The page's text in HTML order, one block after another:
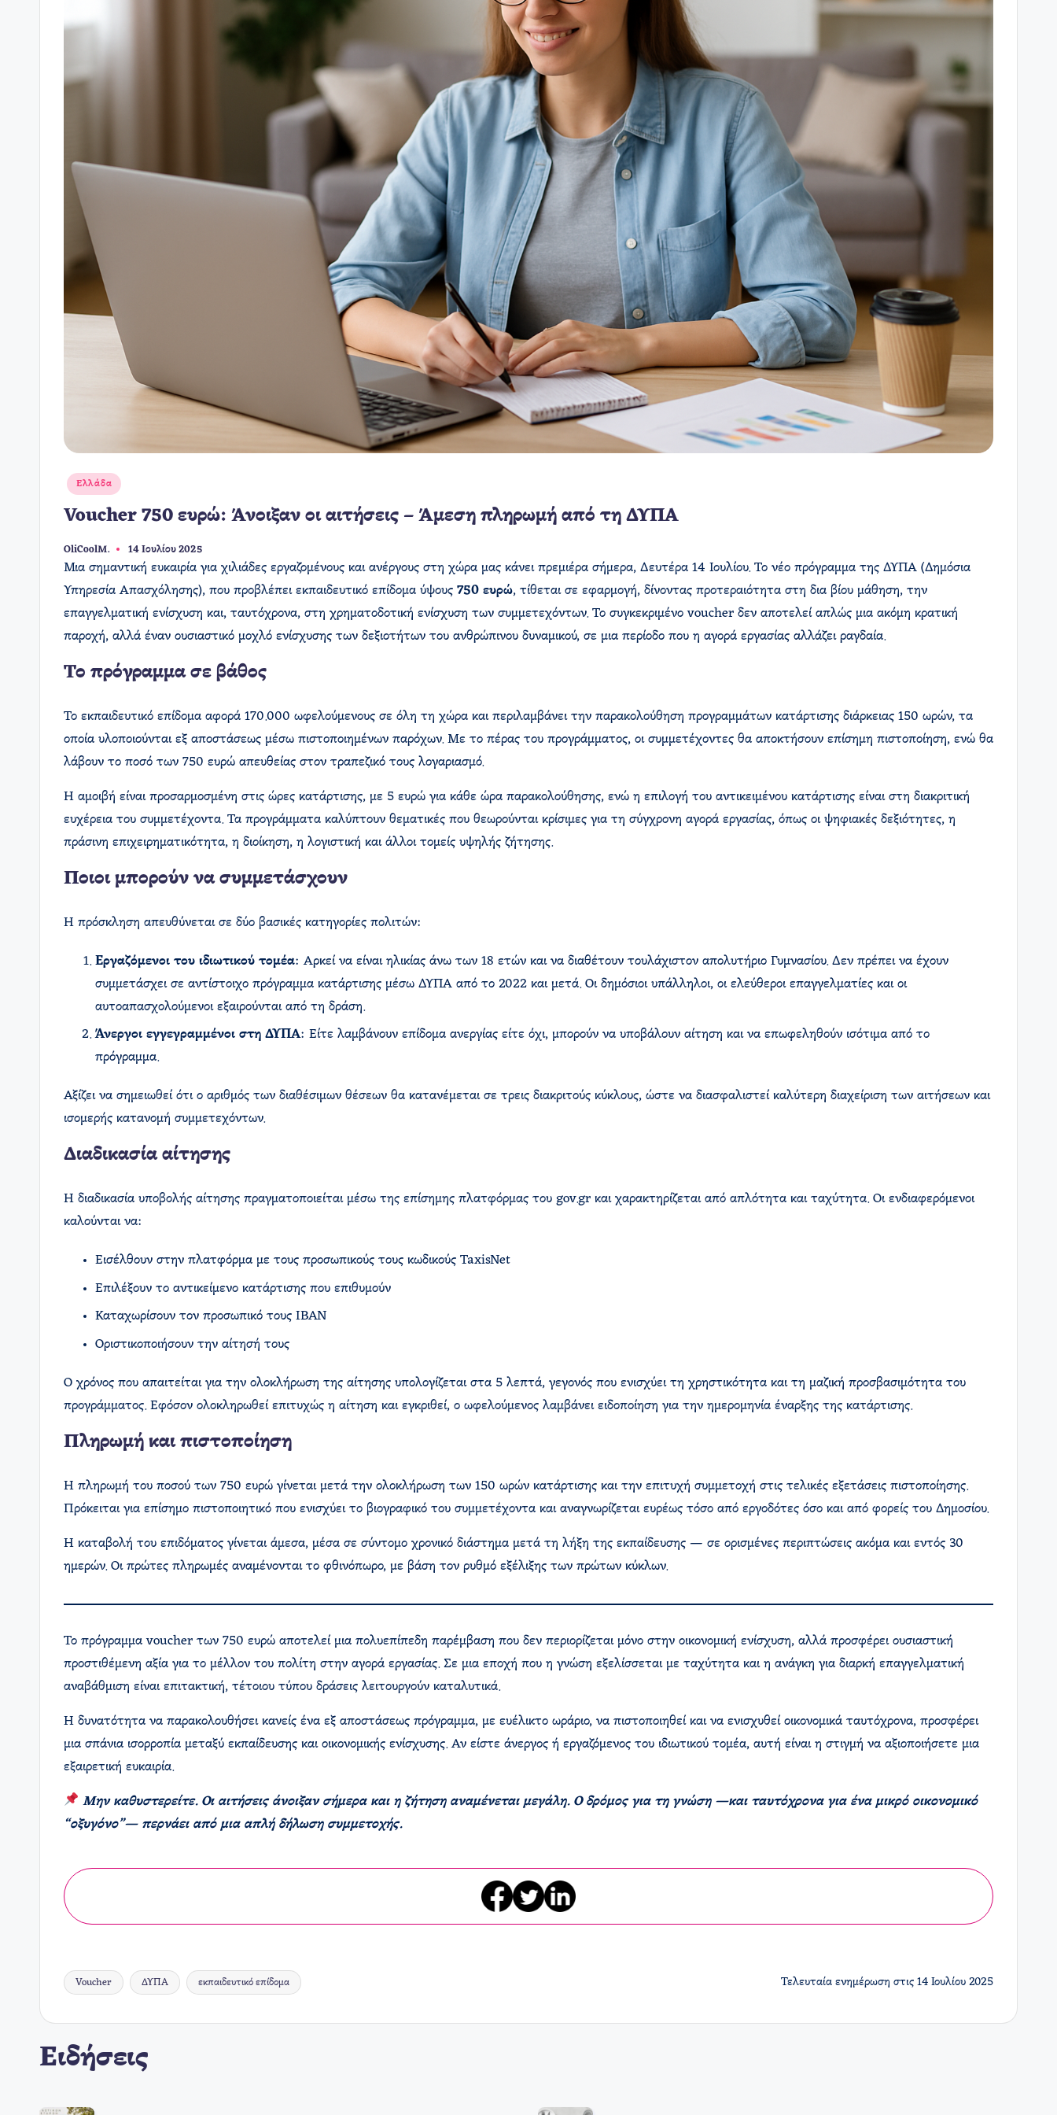
Αναρτήθηκε
Ελλάδα
Voucher 750 ευρώ: Άνοιξαν οι αιτήσεις – Άμεση πληρωμή από τη ΔΥΠΑ
Συγγραφέας:
OliCoolM. 14 Ιουλίου 2025
Μια σημαντική ευκαιρία για χιλιάδες εργαζομένους και ανέργους στη χώρα μας κάνει πρεμιέρα σήμερα, Δευτέρα 14 Ιουλίου. Το νέο πρόγραμμα της ΔΥΠΑ (Δημόσια
Υπηρεσία Απασχόλησης), που προβλέπει εκπαιδευτικό επίδομα ύψους 750 ευρώ, τίθεται σε εφαρμογή, δίνοντας προτεραιότητα στη δια βίου μάθηση, την
επαγγελματική ενίσχυση και, ταυτόχρονα, στη χρηματοδοτική ενίσχυση των συμμετεχόντων. Το συγκεκριμένο voucher δεν αποτελεί απλώς μια ακόμη κρατική
παροχή, αλλά έναν ουσιαστικό μοχλό ενίσχυσης των δεξιοτήτων του ανθρώπινου δυναμικού, σε μια περίοδο που η αγορά εργασίας αλλάζει ραγδαία.
Το πρόγραμμα σε βάθος
Το εκπαιδευτικό επίδομα αφορά 170.000 ωφελούμενους σε όλη τη χώρα και περιλαμβάνει την παρακολούθηση προγραμμάτων κατάρτισης διάρκειας 150 ωρών, τα
οποία υλοποιούνται εξ αποστάσεως μέσω πιστοποιημένων παρόχων. Με το πέρας του προγράμματος, οι συμμετέχοντες θα αποκτήσουν επίσημη πιστοποίηση, ενώ θα
λάβουν το ποσό των 750 ευρώ απευθείας στον τραπεζικό τους λογαριασμό.
Η αμοιβή είναι προσαρμοσμένη στις ώρες κατάρτισης, με 5 ευρώ για κάθε ώρα παρακολούθησης, ενώ η επιλογή του αντικειμένου κατάρτισης είναι στη διακριτική
ευχέρεια του συμμετέχοντα. Τα προγράμματα καλύπτουν θεματικές που θεωρούνται κρίσιμες για τη σύγχρονη αγορά εργασίας, όπως οι ψηφιακές δεξιότητες, η
πράσινη επιχειρηματικότητα, η διοίκηση, η λογιστική και άλλοι τομείς υψηλής ζήτησης.
Ποιοι μπορούν να συμμετάσχουν
Η πρόσκληση απευθύνεται σε δύο βασικές κατηγορίες πολιτών:
Εργαζόμενοι του ιδιωτικού τομέα: Αρκεί να είναι ηλικίας άνω των 18 ετών και να διαθέτουν τουλάχιστον απολυτήριο Γυμνασίου. Δεν πρέπει να έχουν
συμμετάσχει σε αντίστοιχο πρόγραμμα κατάρτισης μέσω ΔΥΠΑ από το 2022 και μετά. Οι δημόσιοι υπάλληλοι, οι ελεύθεροι επαγγελματίες και οι
αυτοαπασχολούμενοι εξαιρούνται από τη δράση.
Άνεργοι εγγεγραμμένοι στη ΔΥΠΑ: Είτε λαμβάνουν επίδομα ανεργίας είτε όχι, μπορούν να υποβάλουν αίτηση και να επωφεληθούν ισότιμα από το
πρόγραμμα.
Αξίζει να σημειωθεί ότι ο αριθμός των διαθέσιμων θέσεων θα κατανέμεται σε τρεις διακριτούς κύκλους, ώστε να διασφαλιστεί καλύτερη διαχείριση των αιτήσεων και
ισομερής κατανομή συμμετεχόντων.
Διαδικασία αίτησης
Η διαδικασία υποβολής αίτησης πραγματοποιείται μέσω της επίσημης πλατφόρμας του gov.gr και χαρακτηρίζεται από απλότητα και ταχύτητα. Οι ενδιαφερόμενοι
καλούνται να:
Εισέλθουν στην πλατφόρμα με τους προσωπικούς τους κωδικούς TaxisNet
Επιλέξουν το αντικείμενο κατάρτισης που επιθυμούν
Καταχωρίσουν τον προσωπικό τους IBAN
Οριστικοποιήσουν την αίτησή τους
Ο χρόνος που απαιτείται για την ολοκλήρωση της αίτησης υπολογίζεται στα 5 λεπτά, γεγονός που ενισχύει τη χρηστικότητα και τη μαζική προσβασιμότητα του
προγράμματος. Εφόσον ολοκληρωθεί επιτυχώς η αίτηση και εγκριθεί, ο ωφελούμενος λαμβάνει ειδοποίηση για την ημερομηνία έναρξης της κατάρτισης.
Πληρωμή και πιστοποίηση
Η πληρωμή του ποσού των 750 ευρώ γίνεται μετά την ολοκλήρωση των 150 ωρών κατάρτισης και την επιτυχή συμμετοχή στις τελικές εξετάσεις πιστοποίησης.
Πρόκειται για επίσημο πιστοποιητικό που ενισχύει το βιογραφικό του συμμετέχοντα και αναγνωρίζεται ευρέως τόσο από εργοδότες όσο και από φορείς του Δημοσίου.
Η καταβολή του επιδόματος γίνεται άμεσα, μέσα σε σύντομο χρονικό διάστημα μετά τη λήξη της εκπαίδευσης — σε ορισμένες περιπτώσεις ακόμα και εντός 30
ημερών. Οι πρώτες πληρωμές αναμένονται το φθινόπωρο, με βάση τον ρυθμό εξέλιξης των πρώτων κύκλων.
Το πρόγραμμα voucher των 750 ευρώ αποτελεί μια πολυεπίπεδη παρέμβαση που δεν περιορίζεται μόνο στην οικονομική ενίσχυση, αλλά προσφέρει ουσιαστική
προστιθέμενη αξία για το μέλλον του πολίτη στην αγορά εργασίας. Σε μια εποχή που η γνώση εξελίσσεται με ταχύτητα και η ανάγκη για διαρκή επαγγελματική
αναβάθμιση είναι επιτακτική, τέτοιου τύπου δράσεις λειτουργούν καταλυτικά.
Η δυνατότητα να παρακολουθήσει κανείς ένα εξ αποστάσεως πρόγραμμα, με ευέλικτο ωράριο, να πιστοποιηθεί και να ενισχυθεί οικονομικά ταυτόχρονα, προσφέρει
μια σπάνια ισορροπία μεταξύ εκπαίδευσης και οικονομικής ενίσχυσης. Αν είστε άνεργος ή εργαζόμενος του ιδιωτικού τομέα, αυτή είναι η στιγμή να αξιοποιήσετε μια
εξαιρετική ευκαιρία.
Μην καθυστερείτε. Οι αιτήσεις άνοιξαν σήμερα και η ζήτηση αναμένεται μεγάλη. Ο δρόμος για τη γνώση —και ταυτόχρονα για ένα μικρό οικονομικό
“οξυγόνο”— περνάει από μια απλή δήλωση συμμετοχής.
Ετικέτες:
Voucher ΔΥΠΑ εκπαιδευτικό επίδομα Τελευταία ενημέρωση στις 14 Ιουλίου 2025
Ειδήσεις